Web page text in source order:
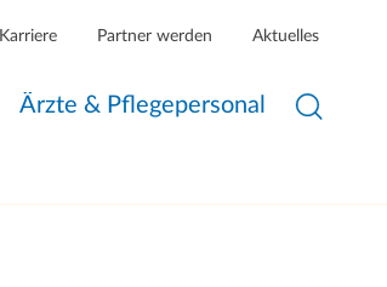
Karriere Partner werden Aktuelles
Ärzte & Pflegepersonal